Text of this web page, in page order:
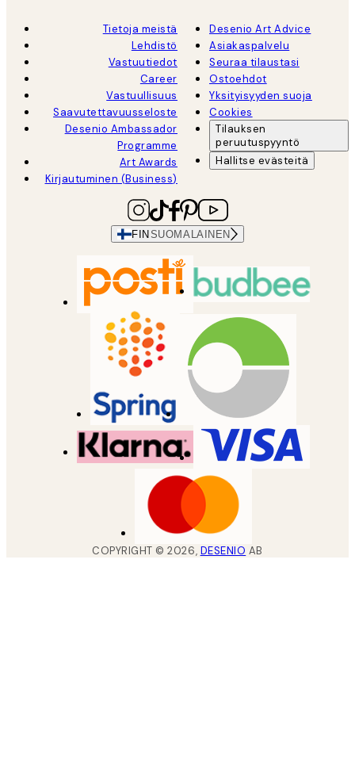
Tietoja meistä
Lehdistö
Vastuutiedot
Career
Vastuullisuus
Saavutettavuusseloste
Desenio Ambassador
Programme
Art Awards
Kirjautuminen (Business)
Desenio Art Advice
Asiakaspalvelu
Seuraa tilaustasi
Ostoehdot
Yksityisyyden suoja
Cookies
Tilauksen
peruutuspyyntö
Hallitse evästeitä
FIN SUOMALAINEN
COPYRIGHT ©2026, DESENIO AB